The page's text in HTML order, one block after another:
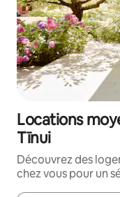
Locations
Tīnui
Découvrez des
chez vous pour un